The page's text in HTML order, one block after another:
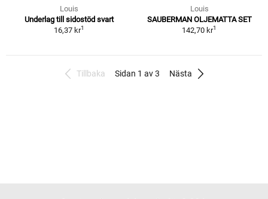
Louis
Underlag till sidostöd svart
16,37 kr1
Louis
SAUBERMAN OLJEMATTA SET
142,70 kr1
Tillbaka Sidan 1 av 3 Nästa